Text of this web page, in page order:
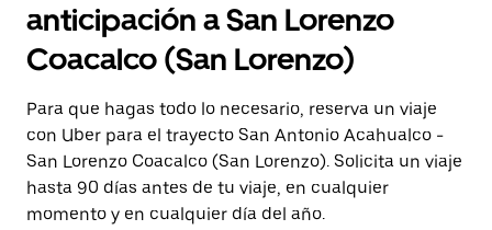
y
selecciona
una
Presiona
la
tecla Esc
para
cerrar
el
calendario.
anticipación a San Lorenzo
Coacalco (San Lorenzo)
Para que hagas todo lo necesario, reserva un viaje
con Uber para el trayecto San Antonio Acahualco -
San Lorenzo Coacalco (San Lorenzo). Solicita un viaje
hasta 90 días antes de tu viaje, en cualquier
momento y en cualquier día del año.